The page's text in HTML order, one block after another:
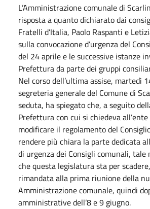
L’Amministrazione comunale di
risposta a quanto dichiarato dai
Fratelli d’Italia, Paolo Raspanti e
sulla convocazione d’urgenza del
del 24 aprile e le successive istanze
Prefettura da parte dei gruppi
Nel corso dell’ultima assise, martedì
segreteria generale del Comune di
seduta, ha spiegato che, a seguito
Prefettura con cui si chiedeva
modificare il regolamento del
rendere più chiara la parte dedicata
di urgenza dei Consigli comunali, tale
che questa legislatura sta per
rimandata alla prima riunione della
Amministrazione comunale, quindi
amministrative dell’8 e 9 giugno.